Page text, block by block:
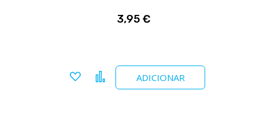
3,95 €
ADICIONAR
Adicionar a favoritos
Comparar